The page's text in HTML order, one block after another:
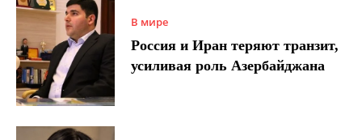
В мире
Россия и Иран теряют транзит,
усиливая роль Азербайджана